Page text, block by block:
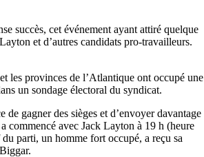
succès, cet événement ayant attiré quelque
et d’autres candidats pro-travailleurs.
les provinces de l’Atlantique ont occupé une
un sondage électoral du syndicat.
de gagner des sièges et d’envoyer davantage
commencé avec Jack Layton à 19 h (heure
parti, un homme fort occupé, a reçu sa